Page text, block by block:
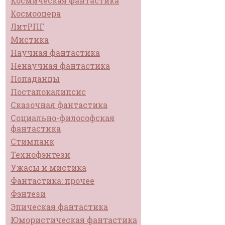
Космоопера
ЛитРПГ
Мистика
Научная фантастика
Ненаучная фантастика
Попаданцы
Постапокалипсис
Сказочная фантастика
Социально-философская
фантастика
Стимпанк
Технофэнтези
Ужасы и мистика
Фантастика: прочее
Фэнтези
Эпическая фантастика
Юмористическая фантастика